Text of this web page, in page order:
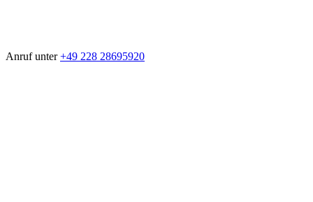
Anruf unter +49 228 28695920